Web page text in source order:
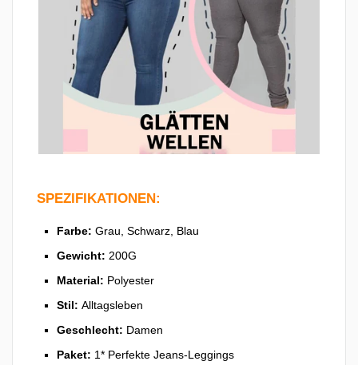
SPEZIFIKATIONEN:
Farbe: Grau, Schwarz, Blau
Gewicht: 200G
Material: Polyester
Stil: Alltagsleben
Geschlecht: Damen
Paket: 1* Perfekte Jeans-Leggings